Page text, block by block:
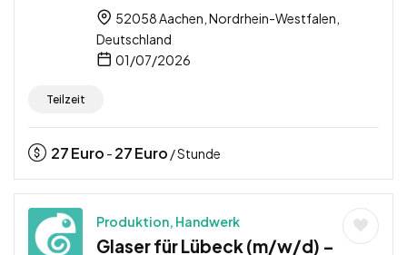
52058 Aachen, Nordrhein-Westfalen,
Deutschland
01/07/2026
Teilzeit
27Euro - 27Euro / Stunde
Produktion, Handwerk
Glaser für Lübeck (m/w/d) –